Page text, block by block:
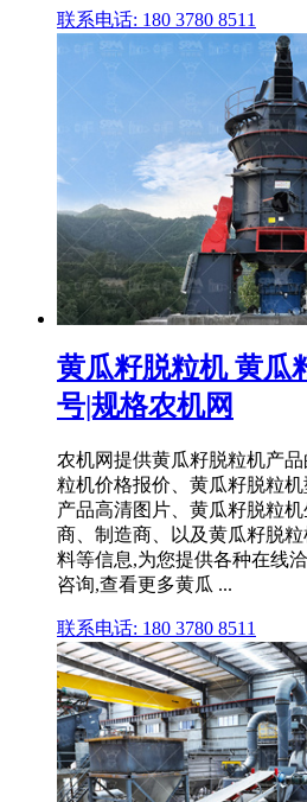
联系电话: 180 3780 8511
黄瓜籽脱粒机 黄瓜
号|规格农机网
农机网提供黄瓜籽脱粒机产
粒机价格报价、黄瓜籽脱粒
产品高清图片、黄瓜籽脱粒
商、制造商、以及黄瓜籽脱
料等信息,为您提供各种在线
咨询,查看更多黄瓜 ...
联系电话: 180 3780 8511